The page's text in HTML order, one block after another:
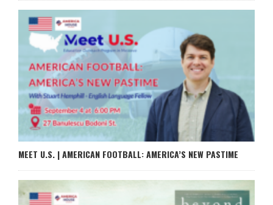
MEET U.S. | AMERICAN FOOTBALL: AMERICA’S NEW PASTIME